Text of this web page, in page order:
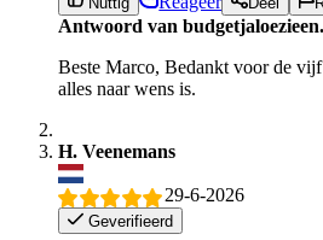
Antwoord van
Beste Marco, Bedankt voor de
alles naar wens is.
H. Veenemans
29-6-2026
Geverifieerd